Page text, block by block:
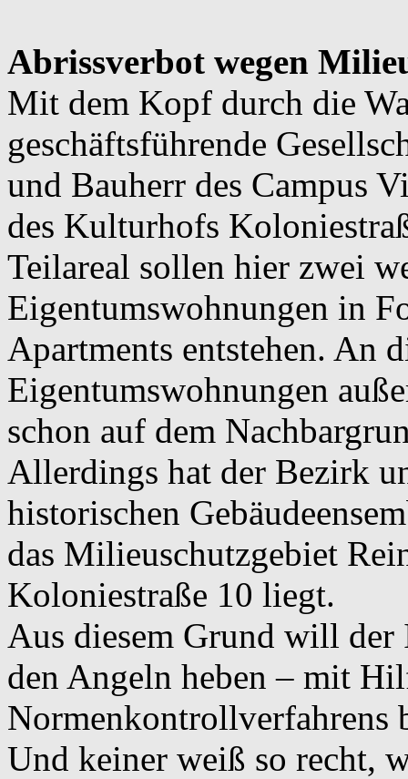
Abrissverbot wegen
Mit dem Kopf durch die
geschäftsführende
und Bauherr des Campus
des Kulturhofs
Teilareal sollen hier zwei
Eigentumswohnungen in
Apartments entstehen. An
Eigentumswohnungen
schon auf dem
Allerdings hat der Bezirk
historischen
das Milieuschutzgebiet
Koloniestraße 10 liegt.
Aus diesem Grund will
den Angeln heben – mit
Normenkontrollverfahrens
Und keiner weiß so recht,